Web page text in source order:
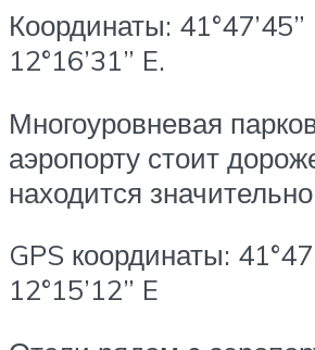
Координаты: 41°47’45”
12°16’31” E.
Многоуровневая
аэропорту стоит
находится
GPS координаты:
12°15’12” E